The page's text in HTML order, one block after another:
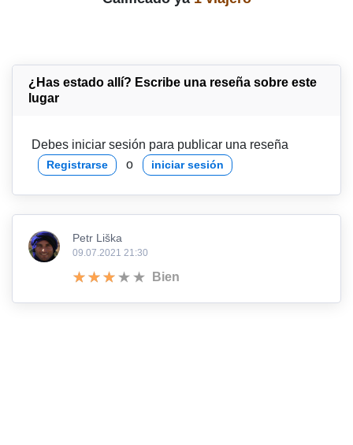
¿Has estado allí? Escribe una reseña sobre este
lugar
Debes iniciar sesión para publicar una reseña
Registrarse o iniciar sesión
Petr Liška
09.07.2021 21:30
Bien